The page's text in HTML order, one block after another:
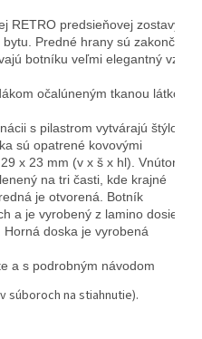
RETRO predsieňovej zostavy,
Predné hrany sú zakončené
botníku veľmi elegantný
očalúneným tkanou látkou.
s pilastrom vytvárajú štýlový
sú opatrené kovovými
x 23 mm (v x š x hl). Vnútorný
na tri časti, kde krajné
je otvorená. Botník
a je vyrobený z lamino dosiek
doska je vyrobená
a s podrobným návodom
súboroch na stiahnutie).